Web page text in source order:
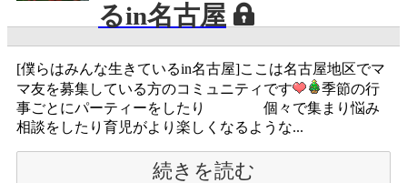
るin名古屋
[僕らはみんな生きているin名古屋]ここは名古屋地区でマ
マ友を募集している方のコミュニティです
季節の行
事ごとにパーティーをしたり 個々で集まり悩み
相談をしたり育児がより楽しくなるような...
続きを読む